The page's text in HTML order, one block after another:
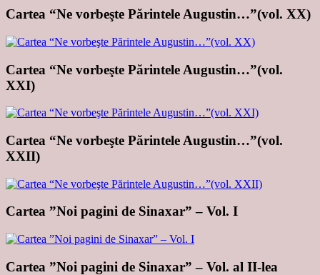
Cartea “Ne vorbeşte Părintele Augustin…”(vol. XX)
Cartea “Ne vorbeşte Părintele Augustin…”(vol.
XXI)
Cartea “Ne vorbeşte Părintele Augustin…”(vol.
XXII)
Cartea ”Noi pagini de Sinaxar” – Vol. I
Cartea ”Noi pagini de Sinaxar” – Vol. al II-lea